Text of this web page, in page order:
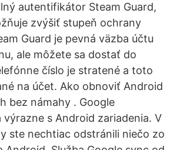
autentifikátor Steam Guard,
zvýšiť stupeň ochrany
Guard je pevná väzba účtu
ale môžete sa dostať do
číslo je stratené a toto
na účet. Ako obnoviť Android
bez námahy . Google
s Android zariadenia. V
ste nechtiac odstránili niečo zo